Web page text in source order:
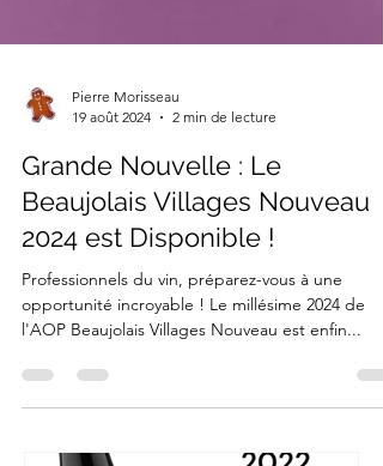
19 août 2024
2 min de lecture
Grande Nouvelle : Le
Beaujolais Villages Nouveau
2024 est Disponible !
Professionnels du vin, préparez-vous à une
l'AOP Beaujolais Villages Nouveau est enfin...